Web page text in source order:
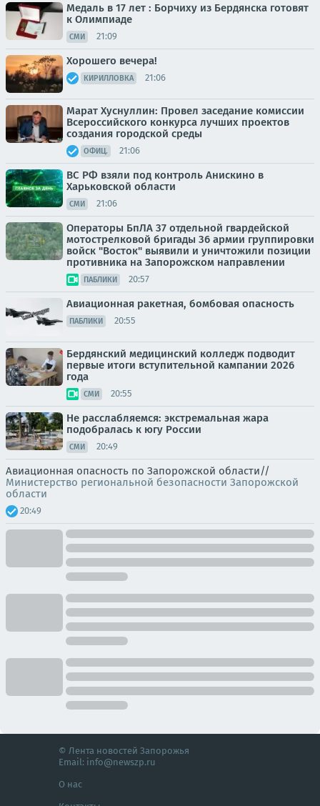
Медаль в 17 лет : Борчиху из Бердянска готовят
к Олимпиаде
СМИ 21:09
Хорошего вечера!
КИРИЛЛОВКА 21:06
Марат Хуснуллин: Провел заседание комиссии
Всероссийского конкурса лучших проектов
создания городской среды
ОФИЦ. 21:06
ВС РФ взяли под контроль Анискино в
Харьковской области
СМИ 21:06
Операторы БпЛА 37 отдельной гвардейской
мотострелковой бригады 36 армии группировки
войск "Восток" выявили и уничтожили позиции
противника на Запорожском направлении
ПАБЛИКИ 20:57
Авиационная ракетная, бомбовая опасность
ПАБЛИКИ 20:55
Бердянский медицинский колледж подводит
первые итоги вступительной кампании 2026
года
СМИ 20:55
Не расслабляемся: экстремальная жара
подобралась к югу России
СМИ 20:49
Авиационная опасность по Запорожской области//
Министерство региональной безопасности Запорожской
области
20:49
© Лента новостей Запорожья
Email: info@newszp.ru
О нас